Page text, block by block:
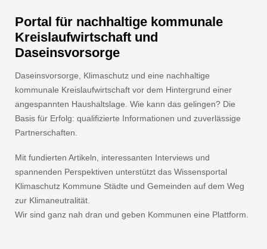
Portal für nachhaltige kommunale
Kreislaufwirtschaft und
Daseinsvorsorge
Daseinsvorsorge, Klimaschutz und eine nachhaltige
kommunale Kreislaufwirtschaft vor dem Hintergrund einer
angespannten Haushaltslage. Wie kann das gelingen? Die
Basis für Erfolg: qualifizierte Informationen und zuverlässige
Partnerschaften.
Mit fundierten Artikeln, interessanten Interviews und
spannenden Perspektiven unterstützt das Wissensportal
Klimaschutz Kommune Städte und Gemeinden auf dem Weg
zur Klimaneutralität.
Wir sind ganz nah dran und geben Kommunen eine Plattform.